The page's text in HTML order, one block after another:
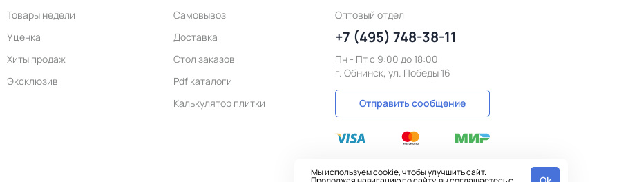
Товары недели
Уценка
Хиты продаж
Эксклюзив
Самовывоз
Доставка
Стол заказов
Pdf каталоги
Калькулятор плитки
Оптовый отдел
+7 (495) 748-38-11
Пн - Пт c 9:00 до 18:00
г. Обнинск, ул. Победы 16
Отправить сообщение
Мы используем cookie, чтобы улучшить сайт.